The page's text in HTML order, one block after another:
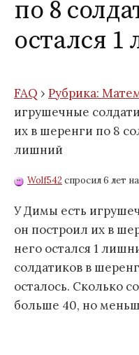
по 8
остался
FAQ › Рубрика:
игрушечные
их в шеренги по 8
лишний
Wolf542 спросил 6 лет
У Димы есть
он построил их в
него остался 1
солдатиков в
осталось. Сколько
больше 40, но